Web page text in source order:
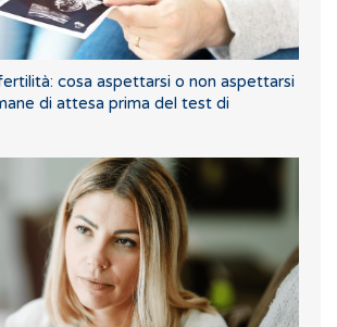
cosa aspettarsi o non aspettarsi
di attesa prima del test di